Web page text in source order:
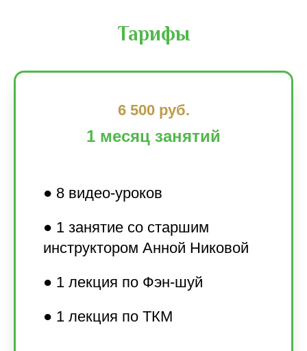
Тарифы
6 500 руб.
1 месяц занятий
● 8 видео-уроков
● 1 занятие со старшим
инструктором Анной Никовой
● 1 лекция по Фэн-шуй
● 1 лекция по ТКМ